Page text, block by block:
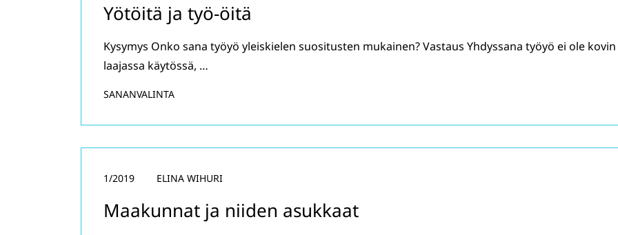
Yötöitä ja työ-öitä
Kysymys Onko sana työyö yleiskielen suositusten mukainen? Vastaus Yhdyssana työyö ei ole kovin
laajassa käytössä, …
SANANVALINTA
Maakunnat ja niiden asukkaat
1/2019 ELINA WIHURI